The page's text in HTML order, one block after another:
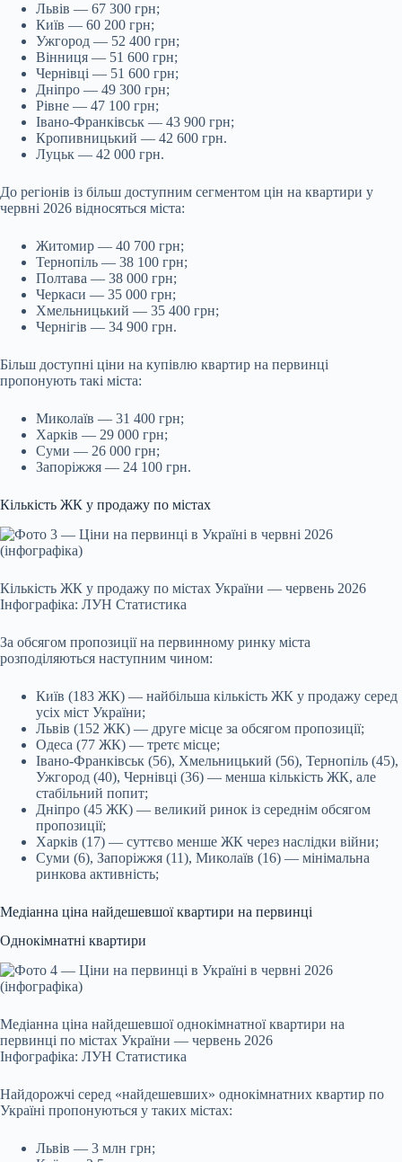
Львів — 67 300 грн;
Київ — 60 200 грн;
Ужгород — 52 400 грн;
Вінниця — 51 600 грн;
Чернівці — 51 600 грн;
Дніпро — 49 300 грн;
Рівне — 47 100 грн;
Івано-Франківськ — 43 900 грн;
Кропивницький — 42 600 грн.
Луцьк — 42 000 грн.
До регіонів із більш доступним сегментом цін на квартири у
червні 2026 відносяться міста:
Житомир — 40 700 грн;
Тернопіль — 38 100 грн;
Полтава — 38 000 грн;
Черкаси — 35 000 грн;
Хмельницький — 35 400 грн;
Чернігів — 34 900 грн.
Більш доступні ціни на купівлю квартир на первинці
пропонують такі міста:
Миколаїв — 31 400 грн;
Харків — 29 000 грн;
Суми — 26 000 грн;
Запоріжжя — 24 100 грн.
Кількість ЖК у продажу по містах
Кількість ЖК у продажу по містах України — червень 2026
Інфографіка: ЛУН Статистика
За обсягом пропозиції на первинному ринку міста
розподіляються наступним чином:
Київ (183 ЖК) — найбільша кількість ЖК у продажу серед
усіх міст України;
Львів (152 ЖК) — друге місце за обсягом пропозиції;
Одеса (77 ЖК) — третє місце;
Івано-Франківськ (56), Хмельницький (56), Тернопіль (45),
Ужгород (40), Чернівці (36) — менша кількість ЖК, але
стабільний попит;
Дніпро (45 ЖК) — великий ринок із середнім обсягом
пропозиції;
Харків (17) — суттєво менше ЖК через наслідки війни;
Суми (6), Запоріжжя (11), Миколаїв (16) — мінімальна
ринкова активність;
Медіанна ціна найдешевшої квартири на первинці
Однокімнатні квартири
Медіанна ціна найдешевшої однокімнатної квартири на
первинці по містах України — червень 2026
Інфографіка: ЛУН Статистика
Найдорожчі серед «найдешевших» однокімнатних квартир по
Україні пропонуються у таких містах:
Львів — 3 млн грн;